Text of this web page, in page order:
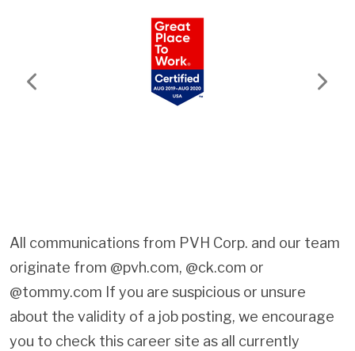
Previous Next
All communications from PVH Corp. and our team
originate from @pvh.com, @ck.com or
@tommy.com If you are suspicious or unsure
about the validity of a job posting, we encourage
you to check this career site as all currently